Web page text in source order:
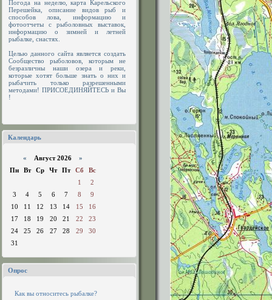
Погода на неделю, карта Карельского
Перешейка, описание видов рыб и
способов лова, информацию и
фотоотчеты с рыболовных выставок,
информацию о зимней и летней
рыбалке, снастях.
Целью данного сайта является создать
Сообщество рыболовов, которым не
безразличны наши озера и реки,
которые хотят больше знать о них и
рыбачить только разрешенными
методами! ПРИСОЕДИНЯЙТЕСЬ и Вы
!
Календарь
« Август 2026 »
Пн
Вт Ср Чт Пт Сб
Вс
1
2
3
4 5 6 7 8
9
10
11 12 13 14 15
16
17
18 19 20 21 22
23
24
25 26 27 28 29
30
31
Опрос
Как вы относитесь рыбалке?